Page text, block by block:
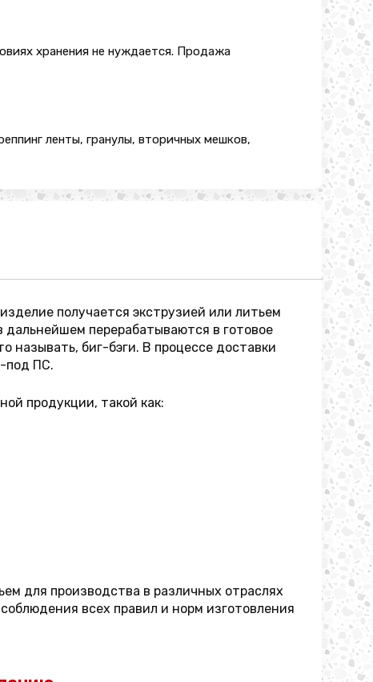
хранения не нуждается. Продажа
ленты, гранулы, вторичных мешков,
получается экструзией или литьем
перерабатываются в готовое
называть, биг-бэги. В процессе доставки
под ПС.
продукции, такой как:
для производства в различных отраслях
всех правил и норм изготовления